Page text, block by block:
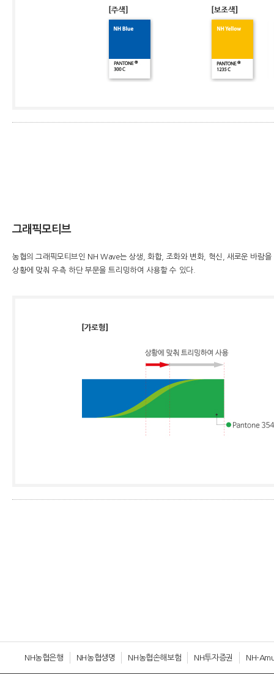
그래픽모티브
농협의 그래픽모티브인 NH Wave는 상생, 화합, 조화와 변화, 혁신, 새로운 바람
상황에 맞춰 우측 하단 부문을 트리밍하여 사용할 수 있다.
NH농협은행 NH농협생명 NH농협손해보험 NH투자증권 NH-